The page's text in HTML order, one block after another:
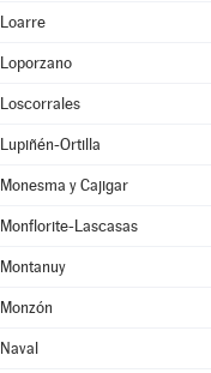
Loarre
Loporzano
Loscorrales
Lupiñén-Ortilla
Monesma y Cajigar
Monflorite-Lascasas
Montanuy
Monzón
Naval